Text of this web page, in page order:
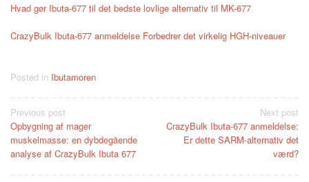
Hvad gør Ibuta-677 til det bedste lovlige alternativ til MK-677
CrazyBulk Ibuta-677 anmeldelse Forbedrer det virkelig HGH-niveauer
Posted in Ibutamoren
Post
navigation
Previous post
Opbygning af mager
muskelmasse: en dybdegående
analyse af CrazyBulk Ibuta 677
Next post
CrazyBulk Ibuta-677 anmeldelse:
Er dette SARM-alternativ det
værd?